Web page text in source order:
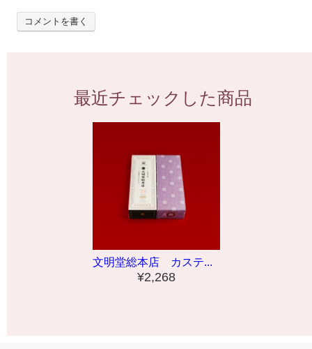
コメントを書く
最近チェックした商品
文明堂総本店 カステ...
¥2,268